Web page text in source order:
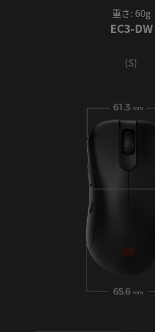
重さ: 60g
EC3-DW
(S)